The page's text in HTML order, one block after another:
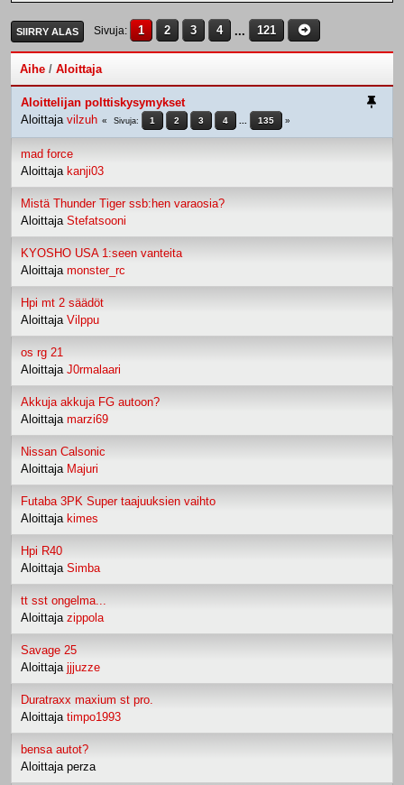
SIIRRY ALAS Sivuja 1 2 3 4 ... 121
Aihe / Aloittaja
Aloittelijan polttiskysymykset
Aloittaja vilzuh Sivuja 1 2 3 4 135
mad force
Aloittaja kanji03
Mistä Thunder Tiger ssb:hen varaosia?
Aloittaja Stefatsooni
KYOSHO USA 1:seen vanteita
Aloittaja monster_rc
Hpi mt 2 säädöt
Aloittaja Vilppu
os rg 21
Aloittaja J0rmalaari
Akkuja akkuja FG autoon?
Aloittaja marzi69
Nissan Calsonic
Aloittaja Majuri
Futaba 3PK Super taajuuksien vaihto
Aloittaja kimes
Hpi R40
Aloittaja Simba
tt sst ongelma...
Aloittaja zippola
Savage 25
Aloittaja jjjuzze
Duratraxx maxium st pro.
Aloittaja timpo1993
bensa autot?
Aloittaja perza